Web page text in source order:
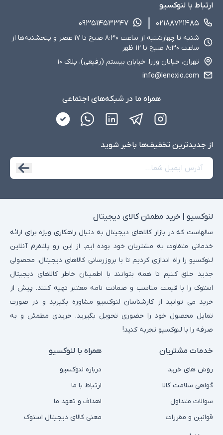
ارتباط با لنوکسیو
۰۲۱۸۸۷۲۱۴۸۵
۰۹۳۵۱۴۵۳۳۴۷
شنبه تا چهارشنبه از ساعت ۸:۳۰ صبح تا ۱۷ عصر و پنجشنبه‌ها از
ساعت ۸:۳۰ صبح تا ۱۲ ظهر
تهران، خیابان وزرا، خیابان بیستم (رفیعی)، پلاک ۱۰
info@lenoxio.com
همراه ما در شبکه‌های اجتماعی
از جدید‌ترین تخفیف‌ها با‌خبر شوید
لنوکسیو | خرید مطمئن کالای دیجیتال
سالهاست که در بازار کالاهای دیجیتال به دنبال راهکاری ویژه برای ارائه
خدماتی متفاوت به مشتریان خود بوده ایم. از این رو پلتفرم آنلاین
لنوکسیو را راه اندازی کردیم تا با بروزرسانی کالاهای دیجیتال، محصولی
جدید خلق کنیم تا همه بتوانند با اطمینان خاطر کالاهای دیجیتال
استوک را با قیمت مناسب و ضمانت نامه معتبر تهیه کنند. پیش از
خرید می توانید از کارشناسان لنوکسیو مشاوره بگیرید و در صورت
تمایل محصول خود را حضوری تحویل بگیرید. خریدی مطمئن و به
صرفه را با لنوکسیو تجربه کنید!
خدمات مشتریان
روش های خرید
گواهی سلامت کالا
سوالات متداول
قوانین و مقررات
همراه با لنوکسیو
درباره لنوکسیو
ارتباط با ما
اهداف و تعهد ما
معنی کالای دیجیتال استوک